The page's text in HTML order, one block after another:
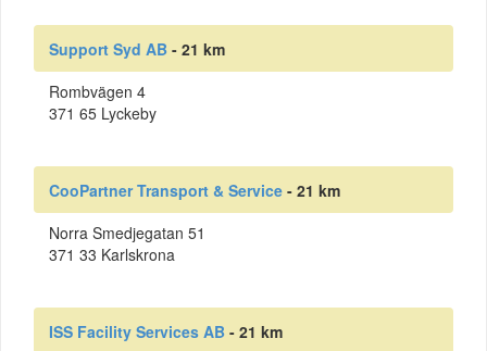
Support Syd AB - 21 km
Rombvägen 4
371 65 Lyckeby
CooPartner Transport & Service - 21 km
Norra Smedjegatan 51
371 33 Karlskrona
ISS Facility Services AB - 21 km